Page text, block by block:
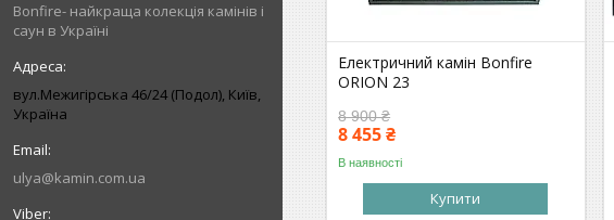
Bonfire- найкраща колекція камінів і
саун в Україні
вул.Межигірська 46/24 (Подол), Київ,
Україна
ulya@kamin.com.ua
Електричний камін Bonfire
ORION 23
8 900 ₴
8 455 ₴
В наявності
Купити